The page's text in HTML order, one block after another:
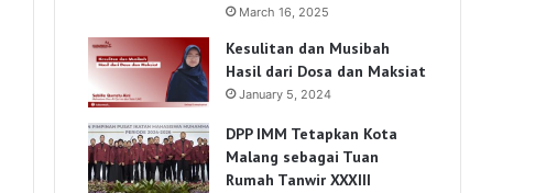
March 16, 2025
Kesulitan dan Musibah
Hasil dari Dosa dan Maksiat
January 5, 2024
DPP IMM Tetapkan Kota
Malang sebagai Tuan
Rumah Tanwir XXXIII